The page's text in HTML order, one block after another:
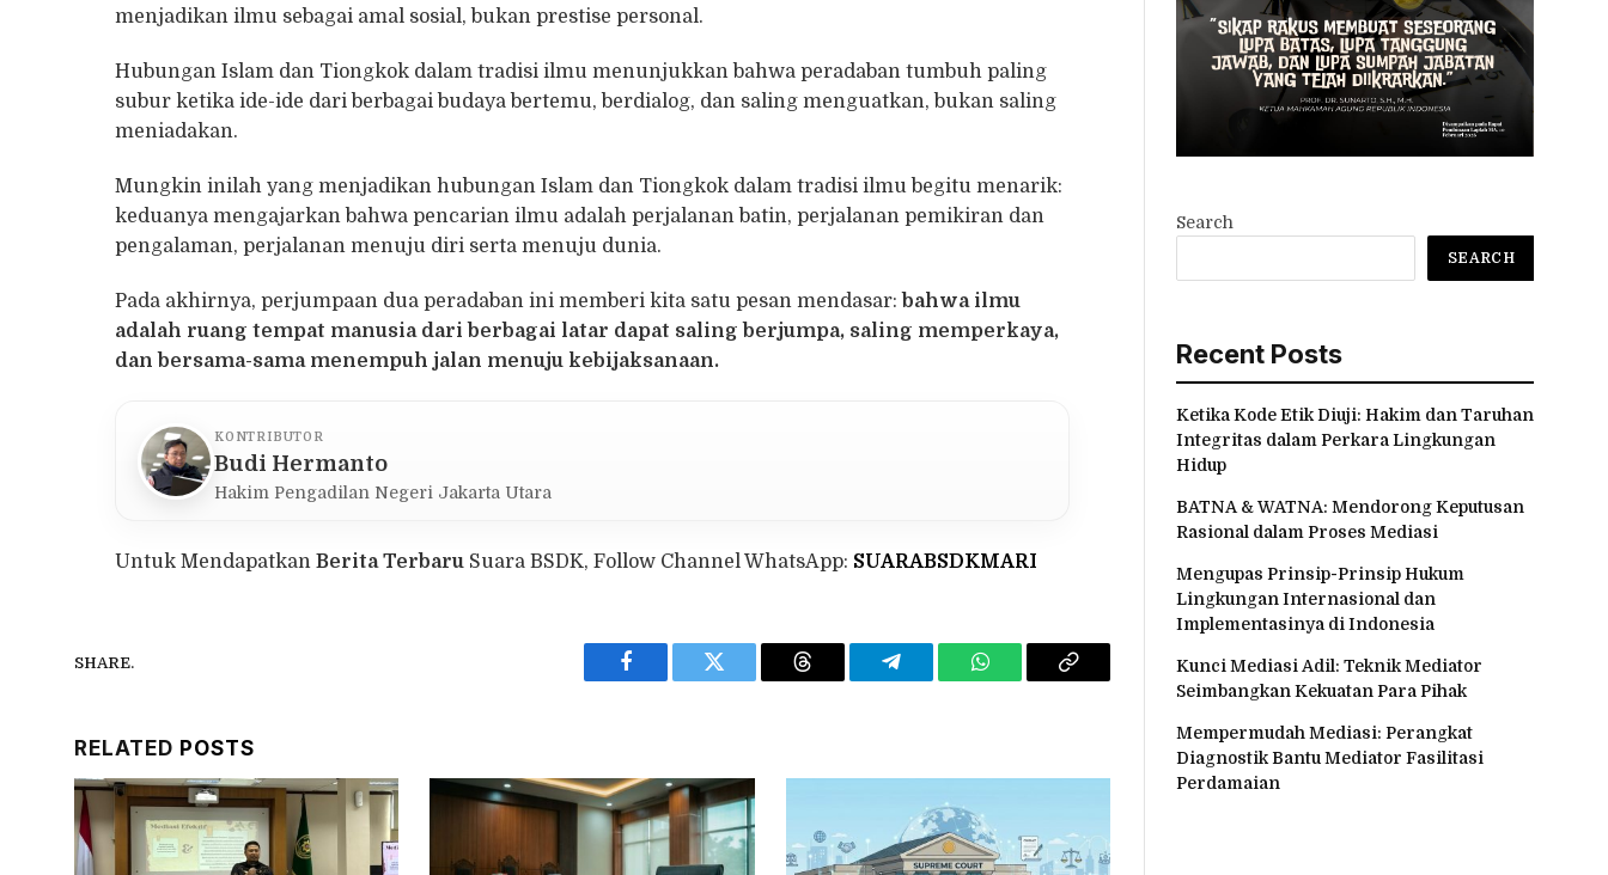
menjadikan ilmu sebagai amal sosial, bukan prestise personal.
Hubungan Islam dan Tiongkok dalam tradisi ilmu menunjukkan bahwa peradaban tumbuh paling
subur ketika ide-ide dari berbagai budaya bertemu, berdialog, dan saling menguatkan, bukan saling
meniadakan.
Mungkin inilah yang menjadikan hubungan Islam dan Tiongkok dalam tradisi ilmu begitu menarik:
keduanya mengajarkan bahwa pencarian ilmu adalah perjalanan batin, perjalanan pemikiran dan
pengalaman, perjalanan menuju diri serta menuju dunia.
Pada akhirnya, perjumpaan dua peradaban ini memberi kita satu pesan mendasar:bahwa ilmu
adalah ruang tempat manusia dari berbagai latar dapat saling berjumpa, saling memperkaya,
dan bersama-sama menempuh jalan menuju kebijaksanaan.
KONTRIBUTOR
Budi Hermanto
Hakim Pengadilan Negeri Jakarta Utara
Untuk MendapatkanBerita Terbaru Suara BSDK, Follow Channel WhatsApp: SUARABSDKMARI
SHARE.
Facebook Twitter Threads Telegram WhatsAppCopy
RELATED POSTS
Search
SEARCH
Recent Posts
Ketika Kode Etik Diuji: Hakim dan Taruhan
Integritas dalam Perkara Lingkungan
Hidup
BATNA & WATNA: Mendorong Keputusan
Rasional dalam Proses Mediasi
Mengupas Prinsip-Prinsip Hukum
Lingkungan Internasional dan
Implementasinya di Indonesia
Kunci Mediasi Adil: Teknik Mediator
Seimbangkan Kekuatan Para Pihak
Mempermudah Mediasi: Perangkat
Diagnostik Bantu Mediator Fasilitasi
Perdamaian